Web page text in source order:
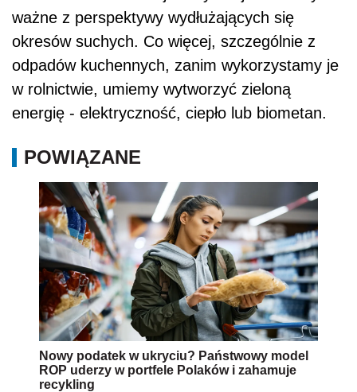
ważne z perspektywy wydłużających się
okresów suchych. Co więcej, szczególnie z
odpadów kuchennych, zanim wykorzystamy je
w rolnictwie, umiemy wytworzyć zieloną
energię - elektryczność, ciepło lub biometan.
POWIĄZANE
Nowy podatek w ukryciu? Państwowy model
ROP uderzy w portfele Polaków i zahamuje
recykling